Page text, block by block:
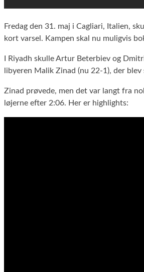
Fredag den 31. maj i Cagliari, Italien,
kort varsel. Kampen skal nu muligvis
I Riyadh skulle Artur Beterbiev og
libyeren Malik Zinad (nu 22-1), der
Zinad prøvede, men det var langt fra
løjerne efter 2:06. Her er highlights: